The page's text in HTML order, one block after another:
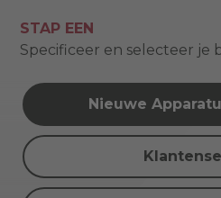
STAP EEN
Specificeer en selecteer je
Nieuwe